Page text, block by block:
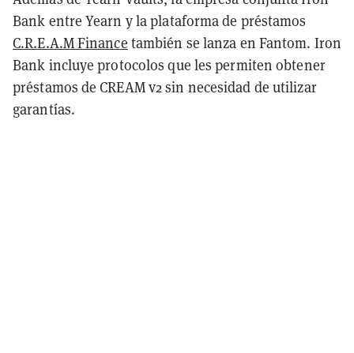
Bank entre Yearn y la plataforma de préstamos
C.R.E.A.M Finance también se lanza en Fantom. Iron
Bank incluye protocolos que les permiten obtener
préstamos de CREAM v2 sin necesidad de utilizar
garantías.